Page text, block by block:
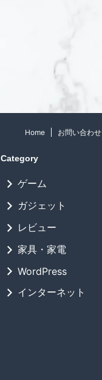
Home お問い合わせ
Category
ゲーム
ガジェット
レビュー
家具・家電
WordPress
インターネット